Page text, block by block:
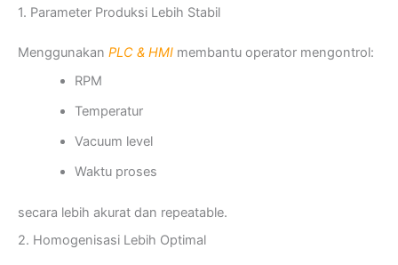
1. Parameter Produksi Lebih Stabil
Menggunakan PLC & HMI membantu operator mengontrol:
RPM
Temperatur
Vacuum level
Waktu proses
secara lebih akurat dan repeatable.
2. Homogenisasi Lebih Optimal